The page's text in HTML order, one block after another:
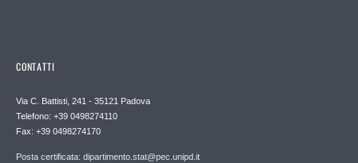
CONTATTI
Via C. Battisti, 241 - 35121 Padova
Telefono: +39 0498274110
Fax: +39 0498274170
Posta certificata: dipartimento.stat@pec.unipd.it